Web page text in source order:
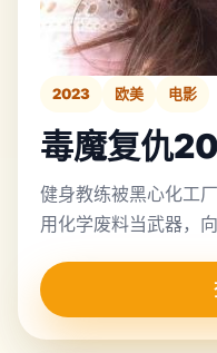
2023 欧美 电影
毒魔复仇
健身教练被黑心化工
用化学废料当武器，